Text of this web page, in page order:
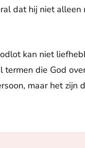
dat hij niet alleen
kan niet
die God
maar het zijn